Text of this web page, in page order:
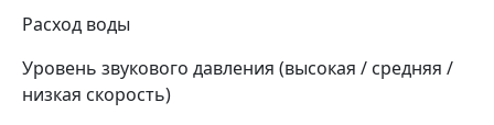
Расход воды
Уровень звукового давления (высокая / средняя /
низкая скорость)